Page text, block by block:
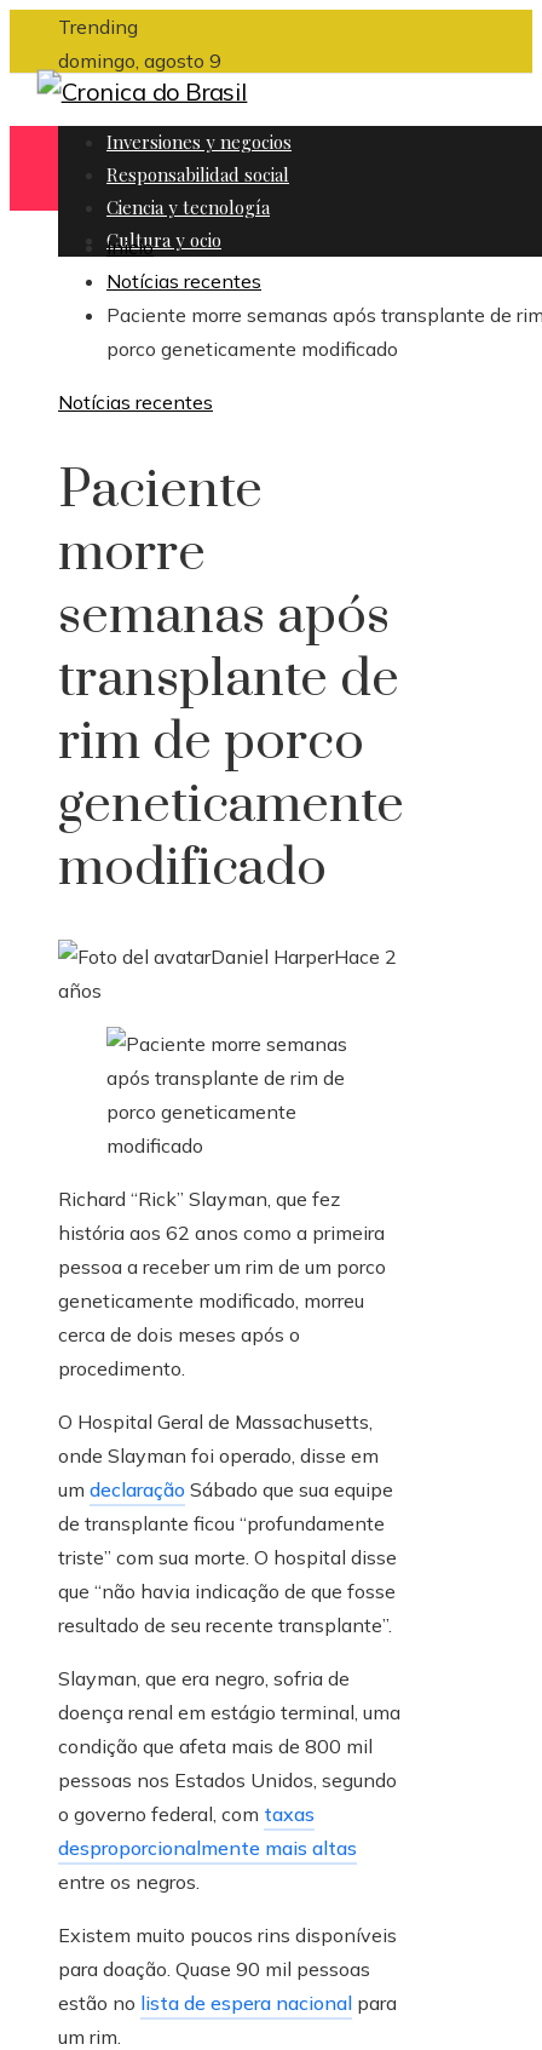
Trending
domingo, agosto 9
Inversiones y negocios
Responsabilidad social
Ciencia y tecnología
Cultura y ocio
Inicio
Notícias recentes
Paciente morre semanas após transplante de
porco geneticamente modificado
Notícias recentes
Paciente
morre
semanas após
transplante de
rim de porco
geneticamente
modificado
Daniel HarperHace 2
años
Richard “Rick” Slayman, que fez
história aos 62 anos como a primeira
pessoa a receber um rim de um porco
geneticamente modificado, morreu
cerca de dois meses após o
procedimento.
O Hospital Geral de Massachusetts,
onde Slayman foi operado, disse em
um declaração Sábado que sua equipe
de transplante ficou “profundamente
triste” com sua morte. O hospital disse
que “não havia indicação de que fosse
resultado de seu recente transplante”.
Slayman, que era negro, sofria de
doença renal em estágio terminal, uma
condição que afeta mais de 800 mil
pessoas nos Estados Unidos, segundo
o governo federal, com taxas
desproporcionalmente mais altas
entre os negros.
Existem muito poucos rins disponíveis
para doação. Quase 90 mil pessoas
estão no lista de espera nacional para
um rim.